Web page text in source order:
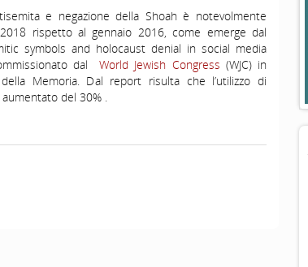
e negazione della Shoah è notevolmente
rispetto al gennaio 2016, come emerge dal
symbols and holocaust denial in social media
dalWorld Jewish Congress (WJC) in
Memoria. Dal report risulta che l’utilizzo di
del 30% .